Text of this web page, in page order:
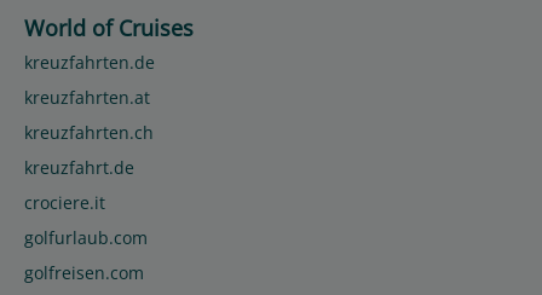
World of Cruises
kreuzfahrten.de
kreuzfahrten.at
kreuzfahrten.ch
kreuzfahrt.de
crociere.it
golfurlaub.com
golfreisen.com